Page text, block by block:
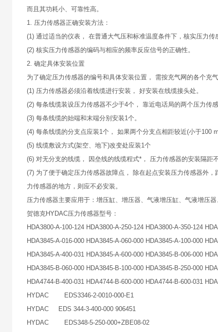
而且其功耗小、可靠性高。
1. 压力传感器正确安装方法：
(1) 通过适当的仪表， 在普通大气压和标准温度条件下，核实压力传
(2) 核实压力传感器的编码与相应的频率反应信号的正确性。
2. 确定具体安装位置
为了确定压力传感器的编号和具体安装位置， 需按充气网的各个充
(1) 压力传感器必须沿着线缆进行安装， 好安装在线缆接头处。
(2) 每条线缆装设压力传感器不少于4个， 靠近电话局的两个压力传
(3) 每条线缆的始端和末端分别安装1个。
(4) 每条线缆的分支点应装1个， 如果两个分支点相距较近(小于100
(5) 线缆敷设方式(架空、地下)改变处应装1个
(6) 对无分支的线缆， 因垒线的线缆程式*， 压力传感器的安装隔距
(7) 为了便于确定压力传感器故障点， 除在起点安装压力传感器外
力传感器的地方，则应不必安装。
压力传感器主要应用于：增压缸、增压器、气液增压缸、气液增压
贺德克HYDAC压力传感器型号：
HDA3800-A-100-124 HDA3800-A-250-124 HDA3800-A-350-124
HDA3845-A-016-000 HDA3845-A-060-000 HDA3845-A-100-000
HDA3845-A-400-031 HDA3845-A-600-000 HDA3845-B-006-000
HDA3845-B-060-000 HDA3845-B-100-000 HDA3845-B-250-000
HDA4744-B-400-031 HDA4744-B-600-000 HDA4744-B-600-031
HYDAC EDS3346-2-0010-000-E1
HYDAC EDS 344-3-400-000 906451
HYDAC EDS348-5-250-000+ZBE08-02